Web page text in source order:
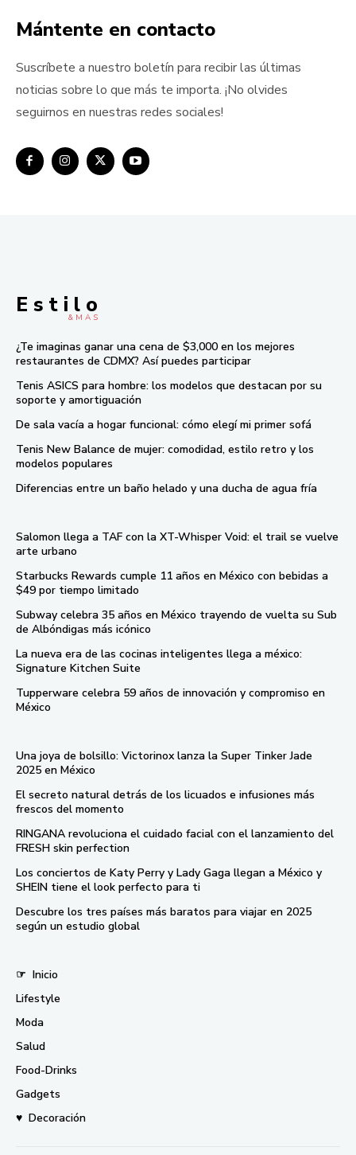
Mántente en contacto
Suscríbete a nuestro boletín para recibir las últimas
noticias sobre lo que más te importa. ¡No olvides
seguirnos en nuestras redes sociales!
E s t i l o
& M À S
¿Te imaginas ganar una cena de $3,000 en los mejores
restaurantes de CDMX? Así puedes participar
Tenis ASICS para hombre: los modelos que destacan por su
soporte y amortiguación
De sala vacía a hogar funcional: cómo elegí mi primer sofá
Tenis New Balance de mujer: comodidad, estilo retro y los
modelos populares
Diferencias entre un baño helado y una ducha de agua fría
Salomon llega a TAF con la XT-Whisper Void: el trail se vuelve
arte urbano
Starbucks Rewards cumple 11 años en México con bebidas a
$49 por tiempo limitado
Subway celebra 35 años en México trayendo de vuelta su Sub
de Albóndigas más icónico
La nueva era de las cocinas inteligentes llega a méxico:
Signature Kitchen Suite
Tupperware celebra 59 años de innovación y compromiso en
México
Una joya de bolsillo: Victorinox lanza la Super Tinker Jade
2025 en México
El secreto natural detrás de los licuados e infusiones más
frescos del momento
RINGANA revoluciona el cuidado facial con el lanzamiento del
FRESH skin perfection
Los conciertos de Katy Perry y Lady Gaga llegan a México y
SHEIN tiene el look perfecto para ti
Descubre los tres países más baratos para viajar en 2025
según un estudio global
☞ Inicio
Lifestyle
Moda
Salud
Food-Drinks
Gadgets
♥ Decoración